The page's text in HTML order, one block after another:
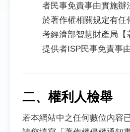
者民事免責事由實施辦
於著作權相關規定有任
考經濟部智慧財產局【
提供者ISP民事免責事
二、權利人檢舉
若本網站中之任何數位內容